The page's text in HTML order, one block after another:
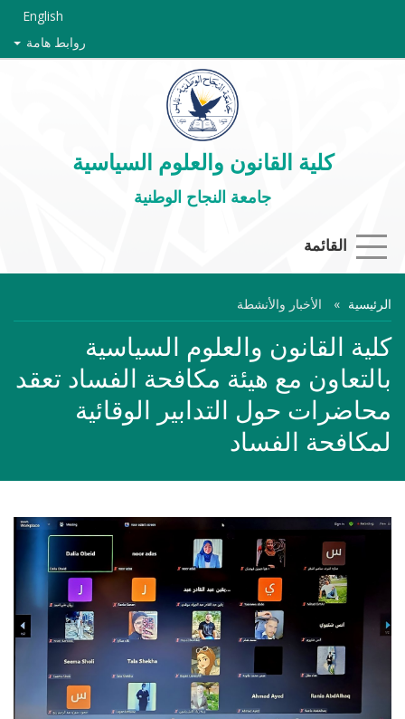
English
روابط هامة
كلية القانون والعلوم السياسية
جامعة النجاح الوطنية
القائمة
الرئيسية الأخبار والأنشطة
كلية القانون والعلوم السياسية
بالتعاون مع هيئة مكافحة الفساد تعقد
محاضرات حول التدابير الوقائية
لمكافحة الفساد